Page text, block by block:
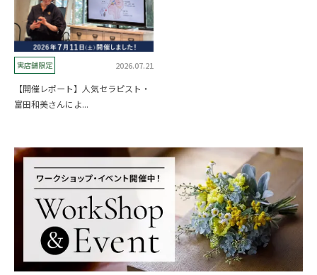
実店舗限定 2026.07.21
【開催レポート】人気セラピスト・
富田和美さんによ...